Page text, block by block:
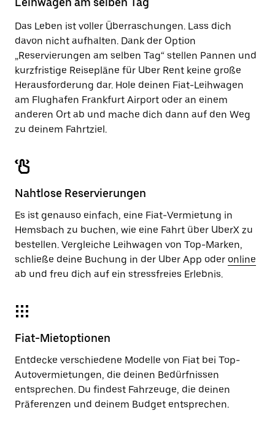
zu
Das Leben ist voller Überraschungen. Lass dich
davon nicht aufhalten. Dank der Option
„Reservierungen am selben Tag“ stellen Pannen und
kurzfristige Reisepläne für Uber Rent keine große
Herausforderung dar. Hole deinen Fiat-Leihwagen
am Flughafen Frankfurt Airport oder an einem
anderen Ort ab und mache dich dann auf den Weg
zu deinem Fahrtziel.
Nahtlose Reservierungen
Es ist genauso einfach, eine Fiat-Vermietung in
Hemsbach zu buchen, wie eine Fahrt über UberX zu
bestellen. Vergleiche Leihwagen von Top-Marken,
schließe deine Buchung in der Uber App oder online
ab und freu dich auf ein stressfreies Erlebnis.
Fiat-Mietoptionen
Entdecke verschiedene Modelle von Fiat bei Top-
Autovermietungen, die deinen Bedürfnissen
entsprechen. Du findest Fahrzeuge, die deinen
Präferenzen und deinem Budget entsprechen.